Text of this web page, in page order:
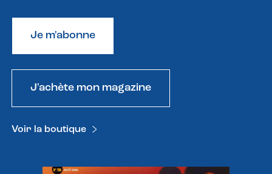
Je m'abonne
J'achète mon magazine
Voir la boutique